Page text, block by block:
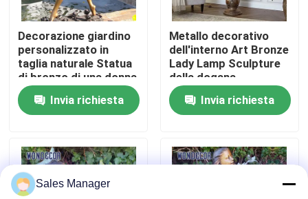
Contattaci
Richiedere un preventivo
Scultura forgiata del metallo
Le statue bronzee scolpiscono
Scultura bronzea su ordinazione
Decorazione giardino
personalizzato in
taglia naturale Statua
di bronzo di una donna
Invia richiesta
Metallo decorativo
dell'interno Art Bronze
Lady Lamp Sculpture
della dogana
Invia richiesta
Sales Manager